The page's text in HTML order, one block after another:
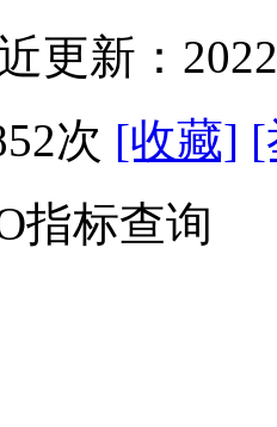
更新：
次 [收藏] [
指标查询